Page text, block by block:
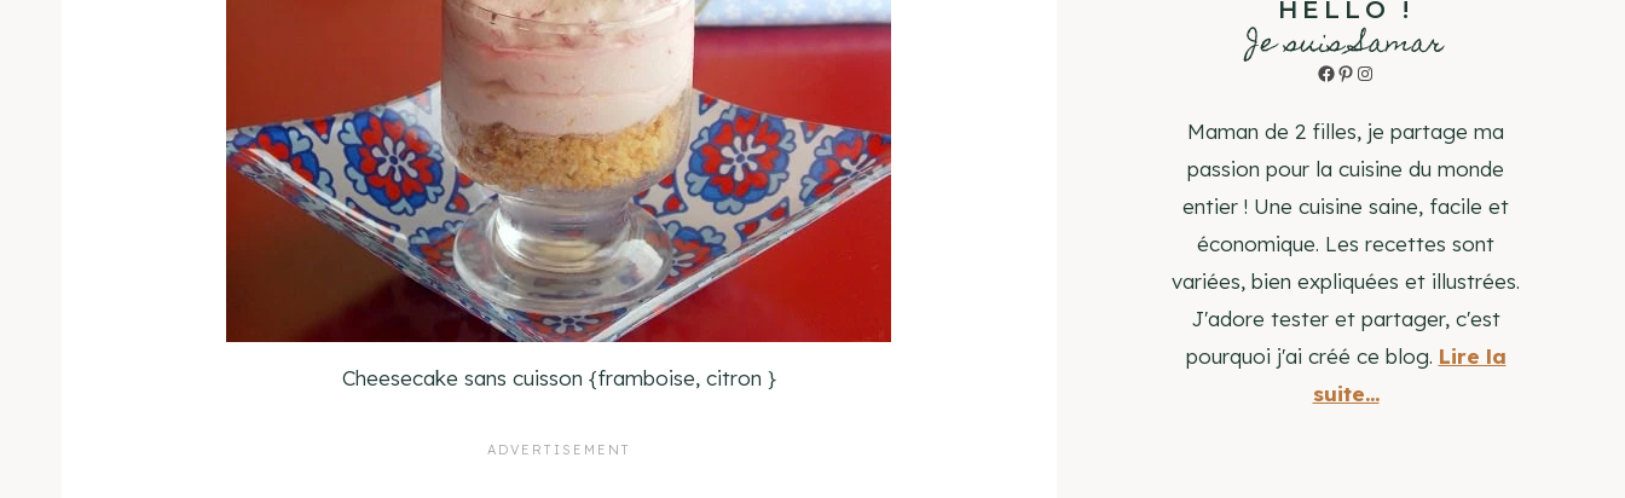
Cheesecake sans cuisson {framboise, citron }
HELLO !
Je suis Samar
Facebook
Pinterest
Instagram
Maman de 2 filles, je partage ma
passion pour la cuisine du monde
entier ! Une cuisine saine, facile et
économique. Les recettes sont
variées, bien expliquées et illustrées.
J'adore tester et partager, c'est
pourquoi j'ai créé ce blog. Lire la
suite...